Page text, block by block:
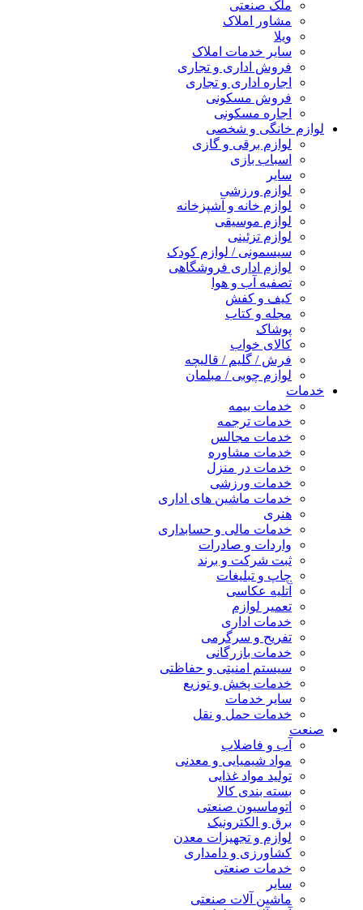
ملک صنعتی
مشاور املاک
ویلا
سایر خدمات املاک
فروش اداری و تجاری
اجاره اداری و تجاری
فروش مسکونی
اجاره مسکونی
لوازم خانگی و شخصی
لوازم برقی و گازی
اسباب بازی
سایر
لوازم ورزشی
لوازم خانه و آشپزخانه
لوازم موسیقی
لوازم تزئینی
سیسمونی / لوازم کودک
لوازم اداری فروشگاهی
تصفیه آب و هوا
کیف و کفش
مجله و کتاب
پوشاک
کالای خواب
فرش / گلیم / قالیچه
لوازم چوبی / مبلمان
خدمات
خدمات بیمه
خدمات ترجمه
خدمات مجالس
خدمات مشاوره
خدمات در منزل
خدمات ورزشی
خدمات ماشین های اداری
هنری
خدمات مالی و حسابداری
واردات و صادرات
ثبت شرکت و برند
چاپ و تبلیغات
آتلیه عکاسی
تعمیر لوازم
خدمات اداری
تفریح و سرگرمی
خدمات بازرگانی
سیستم امنیتی و حفاظتی
خدمات پخش و توزیع
سایر خدمات
خدمات حمل و نقل
صنعت
آب و فاضلاب
مواد شیمیایی و معدنی
تولید مواد غذایی
بسته بندی کالا
اتوماسیون صنعتی
برق و الکترونیک
لوازم و تجهیزات معدن
کشاورزی و دامداری
خدمات صنعتی
سایر
ماشین آلات صنعتی